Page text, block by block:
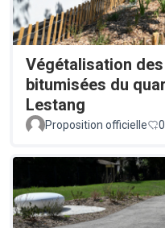
Végétalisation
bitumisées du
Lestang
Proposition officielle 0